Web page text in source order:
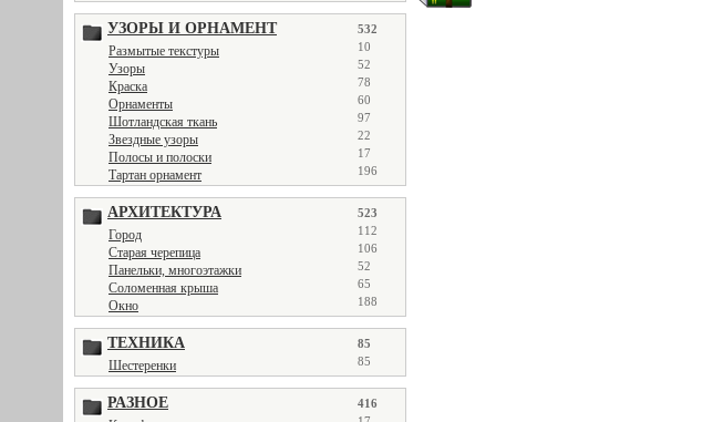
УЗОРЫ И ОРНАМЕНТ 532
Размытые текстуры 10
Узоры 52
Краска 78
Орнаменты 60
Шотландская ткань 97
Звездные узоры 22
Полосы и полоски 17
Тартан орнамент 196
АРХИТЕКТУРА 523
Город 112
Старая черепица 106
Панельки, многоэтажки 52
Соломенная крыша 65
Окно 188
ТЕХНИКА 85
Шестеренки 85
РАЗНОЕ 416